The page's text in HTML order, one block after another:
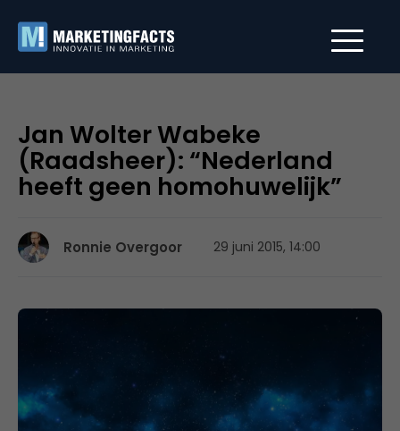
Jan Wolter Wabeke
(Raadsheer): “Nederland
heeft geen homohuwelijk”
Ronnie Overgoor 29 juni 2015, 14:00